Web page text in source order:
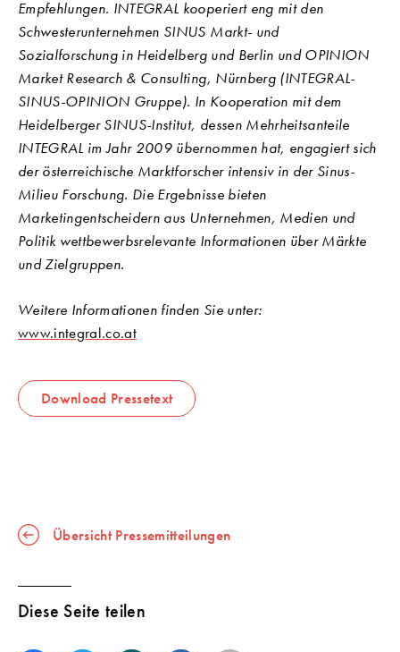
Empfehlungen. INTEGRAL kooperiert eng mit den
Schwesterunternehmen SINUS Markt- und
Sozialforschung in Heidelberg und Berlin und OPINION
Market Research & Consulting, Nürnberg (INTEGRAL-
SINUS-OPINION Gruppe). In Kooperation mit dem
Heidelberger SINUS-Institut, dessen Mehrheitsanteile
INTEGRAL im Jahr 2009 übernommen hat, engagiert sich
der österreichische Marktforscher intensiv in der Sinus-
Milieu Forschung. Die Ergebnisse bieten
Marketingentscheidern aus Unternehmen, Medien und
Politik wettbewerbsrelevante Informationen über Märkte
und Zielgruppen.
Weitere Informationen finden Sie unter:
www.integral.co.at
Download Pressetext
Übersicht Pressemitteilungen
Diese Seite teilen